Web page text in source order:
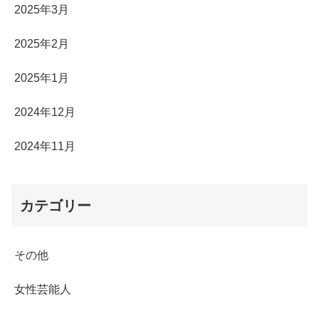
2025年3月
2025年2月
2025年1月
2024年12月
2024年11月
カテゴリー
その他
女性芸能人